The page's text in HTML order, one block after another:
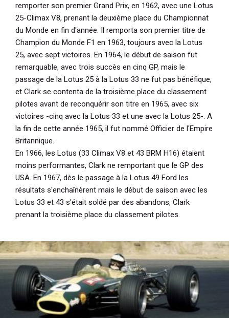
remporter son premier Grand Prix, en 1962, avec une Lotus
25-Climax V8, prenant la deuxième place du Championnat
du Monde en fin d'année. Il remporta son premier titre de
Champion du Monde F1 en 1963, toujours avec la Lotus
25, avec sept victoires. En 1964, le début de saison fut
remarquable, avec trois succès en cinq GP, mais le
passage de la Lotus 25 à la Lotus 33 ne fut pas bénéfique,
et Clark se contenta de la troisième place du classement
pilotes avant de reconquérir son titre en 1965, avec six
victoires -cinq avec la Lotus 33 et une avec la Lotus 25-. A
la fin de cette année 1965, il fut nommé Officier de l'Empire
Britannique.
En 1966, les Lotus (33 Climax V8 et 43 BRM H16) étaient
moins performantes, Clark ne remportant que le GP des
USA. En 1967, dès le passage à la Lotus 49 Ford les
résultats s'enchaînèrent mais le début de saison avec les
Lotus 33 et 43 s'était soldé par des abandons, Clark
prenant la troisième place du classement pilotes.